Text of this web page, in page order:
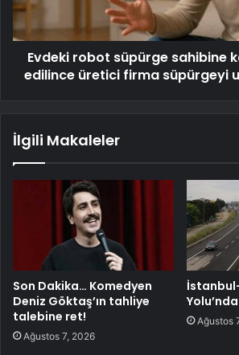
Evdeki robot süpürge sahibine
edilince üretici firma süpürgeyi
İlgili Makaleler
Son Dakika… Komedyen
Deniz Göktaş’ın tahliye
talebine ret!
Ağustos 7, 2026
Ağustos